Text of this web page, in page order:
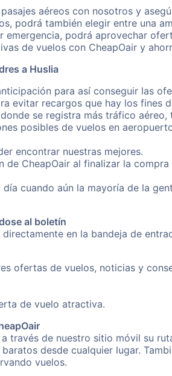
aéreos con nosotros y
podrá también elegir entre una
podrá aprovechar
de vuelos con CheapOair y
a Huslia
para así conseguir las
evitar recargos que hay los fines
se registra más tráfico
posibles de vuelos en
encontrar nuestras mejores.
CheapOair al finalizar la
cuando aún la mayoría de la
al boletín
en la bandeja de
ofertas de vuelos, noticias y
de vuelo atractiva.
través de nuestro sitio móvil su
desde cualquier lugar.
vuelos.